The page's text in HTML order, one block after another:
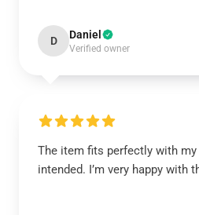
D Daniel
Verified owner
The item fits perfectly with
intended. I’m very happy with